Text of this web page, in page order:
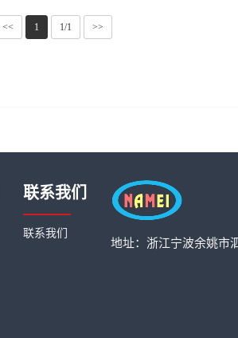
<< 1 1/1 >>
联系我们
联系我们
地址：浙江宁波余姚市